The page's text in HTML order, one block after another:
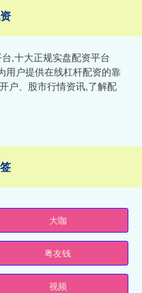
,十大正规实盘配资平台
用户提供在线杠杆配资的靠
户、股市行情资讯,了解配
大咖
粤友钱
视频